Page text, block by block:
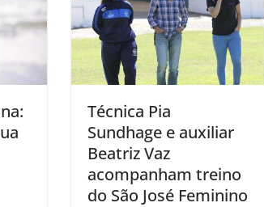
Técnica Pia
Sundhage e auxiliar
Beatriz Vaz
acompanham treino
do São José Feminino